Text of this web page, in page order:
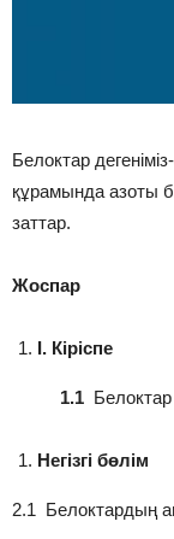
Белоктар
құрамында азоты
заттар.
Жоспар
I. Кіріспе
1.1
Негізгі бөлім
2.1 Белоктардың